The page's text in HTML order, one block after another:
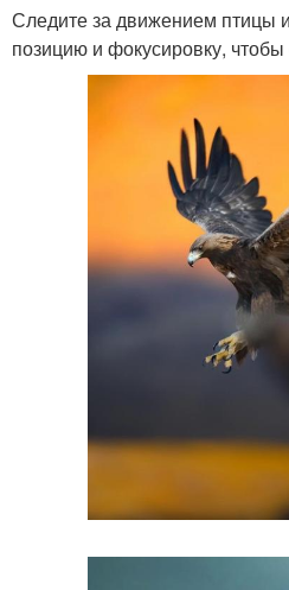
Следите за движением птицы
позицию и фокусировку, чтобы